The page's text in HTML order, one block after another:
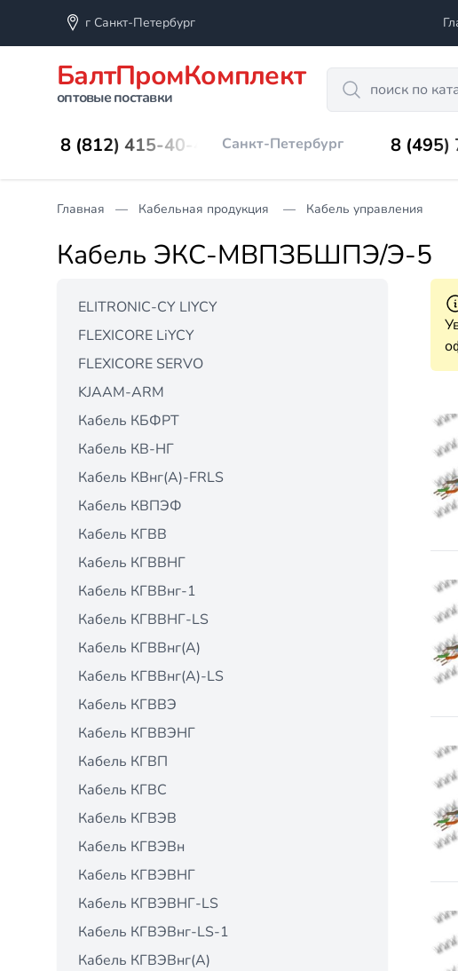
г Санкт-Петербург
БалтПромКомплект
оптовые поставки
Search
8 (812) 415-40-45 Санкт-Петербург 8 (495)
Главная Кабельная продукция Кабель управления
Кабель ЭКС-МВПЗБШПЭ/Э-5
ELITRONIC-CY LIYCY
FLEXICORE LiYCY
FLEXICORE SERVO
KJAAM-ARM
Кабель КБФРТ
Кабель КВ-НГ
Кабель КВнг(А)-FRLS
Кабель КВПЭФ
Кабель КГВВ
Кабель КГВВНГ
Кабель КГВВнг-1
Кабель КГВВНГ-LS
Кабель КГВВнг(А)
Кабель КГВВнг(А)-LS
Кабель КГВВЭ
Кабель КГВВЭНГ
Кабель КГВП
Кабель КГВС
Кабель КГВЭВ
Кабель КГВЭВн
Кабель КГВЭВНГ
Кабель КГВЭВНГ-LS
Кабель КГВЭВнг-LS-1
Кабель КГВЭВнг(А)